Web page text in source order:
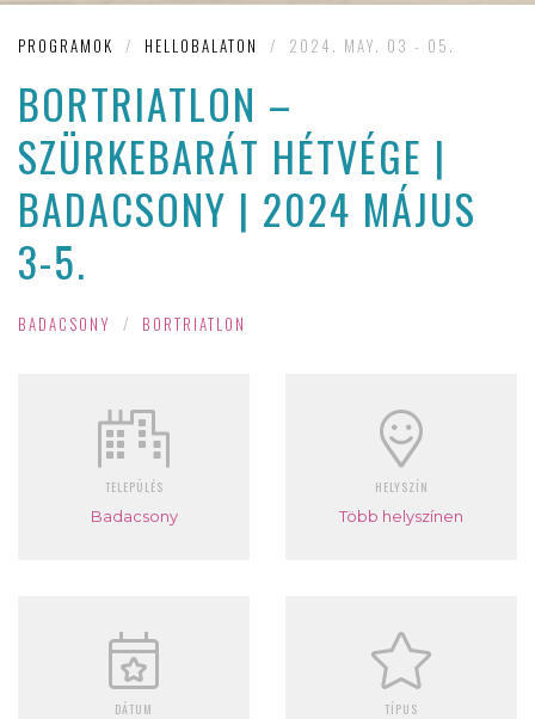
PROGRAMOK / HELLOBALATON / 2024. MAY. 03 - 05.
BORTRIATLON –
SZÜRKEBARÁT HÉTVÉGE |
BADACSONY | 2024 MÁJUS
3-5.
BADACSONY / BORTRIATLON
TELEPÜLÉS
Badacsony
HELYSZÍN
Több helyszínen
DÁTUM TÍPUS